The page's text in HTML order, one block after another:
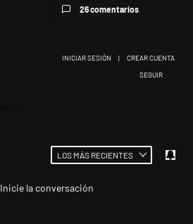
26 comentarios
SIGA ESTA
SEGUIR
INICIAR SESIÓN | CREAR CUENTA
LOS MÁS RECIENTES
Inicie la conversación